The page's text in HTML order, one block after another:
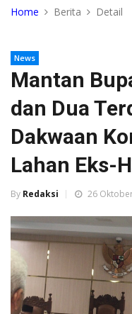
Home Berita Detail
News
Mantan
dan Dua
Dakwaan
Lahan Eks-
By Redaksi 26